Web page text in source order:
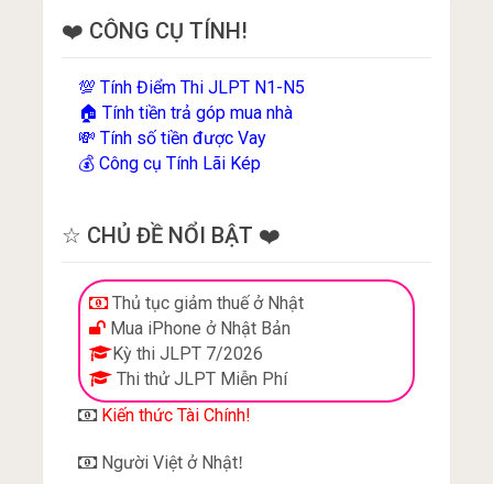
❤️ CÔNG CỤ TÍNH!
💯Tính Điểm Thi JLPT N1-N5
🏠Tính tiền trả góp mua nhà
💸Tính số tiền được Vay
💰Công cụ Tính Lãi Kép
☆ CHỦ ĐỀ NỔI BẬT ❤️
Thủ tục giảm thuế ở Nhật
Mua iPhone ở Nhật Bản
Kỳ thi JLPT 7/2026
Thi thử JLPT Miễn Phí
Kiến thức Tài Chính!
Người Việt ở Nhật!